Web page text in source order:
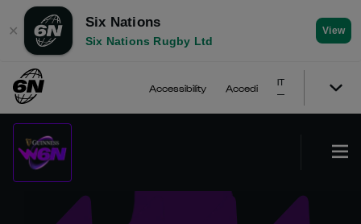
✕
Six Nations
Six Nations Rugby Ltd
View
Accessibility Accedi
IT